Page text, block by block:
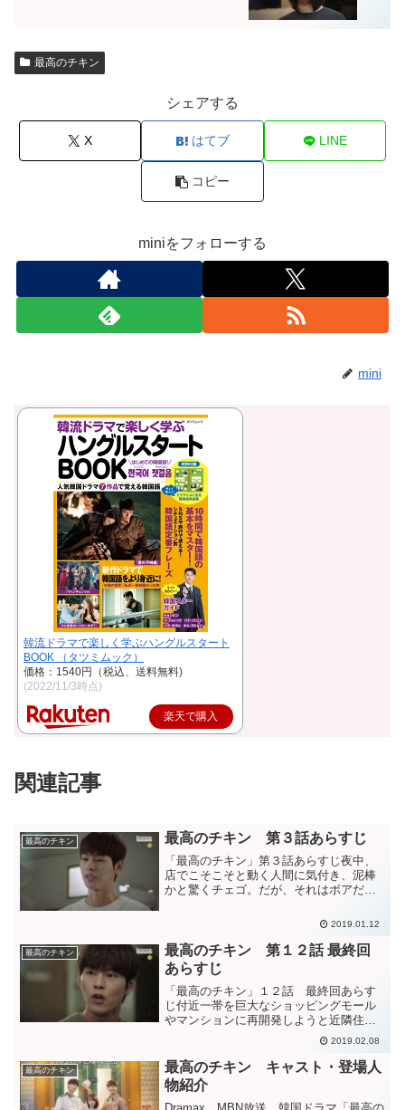
最高のチキン
シェアする
X はてブ LINE
コピー
miniをフォローする
mini
韓流ドラマで楽しく学ぶハングルスタート
BOOK （タツミムック）
価格：1540円（税込、送料無料)
(2022/11/3時点)
楽天で購入
関連記事
最高のチキン 最高のチキン 第３話あらすじ
「最高のチキン」第３話あらすじ夜中、
店でこそこそと動く人間に気付き、泥棒
かと驚くチェゴ。だが、それはボアだっ
の調査が入り、チェゴの店も調査を受け
切り抜けられ
2019.01.12
最高のチキン
最高のチキン 第１２話 最終回
あらすじ
「最高のチキン」１２話 最終回あらす
じ付近一帯を巨大なショッピングモール
やマンションに再開発しようと近隣住民
をけしかけるボア父。それを知り、怒る
ボア。この再開発は国や自治体が推進す
るものではなく、今回のような住民が進
めるものは大儲けす
2019.02.08
最高のチキン
最高のチキン キャスト・登場人
物紹介